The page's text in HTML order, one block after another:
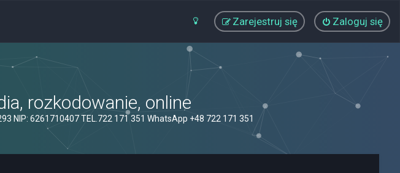
Zaloguj się
Zarejestruj się
rozkodowanie, online
NIP: 6261710407 TEL.722 171 351 WhatsApp +48 722 171 351